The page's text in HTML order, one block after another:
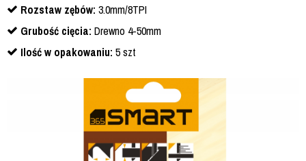
Rozstaw zębów: 3.0mm/8TPI
Grubość cięcia: Drewno 4-50mm
Ilość w opakowaniu: 5 szt